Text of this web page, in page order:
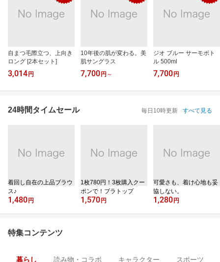
自まつ毛際立つ、上向き
ロング [2本セット]
3,014 円
10年後の肌が変わる。美
肌サングラス
7,700 円 ～
ジオ ブルー サーモボト
ル 500ml
7,700 円
24時間タイムセール 毎日10時更新 すべて見る
着回し自在の上品ブラウ
ス♪
1,480 円
1枚780円！3枚購入クー
ポンで！ブラトップ
1,570 円
可愛さも、着け心地も妥
協しない。
1,280 円
特集コンテンツ
暮らし 読み物・コラボ キャラクター スポーツ